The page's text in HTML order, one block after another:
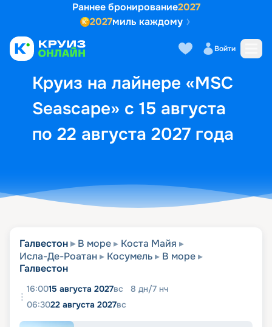
Раннее бронирование2027
2027миль каждому
Войти
Круиз на лайнере «MSC
Seascape» с 15 августа
по 22 августа 2027 года
Выбор кают Маршрут и
Галвестон В море
Коста Майя
Исла-Де-Роатан
Косумель
В море
Галвестон
16:0015 августа 2027вс 8 дн/7 нч
06:3022 августа 2027вс